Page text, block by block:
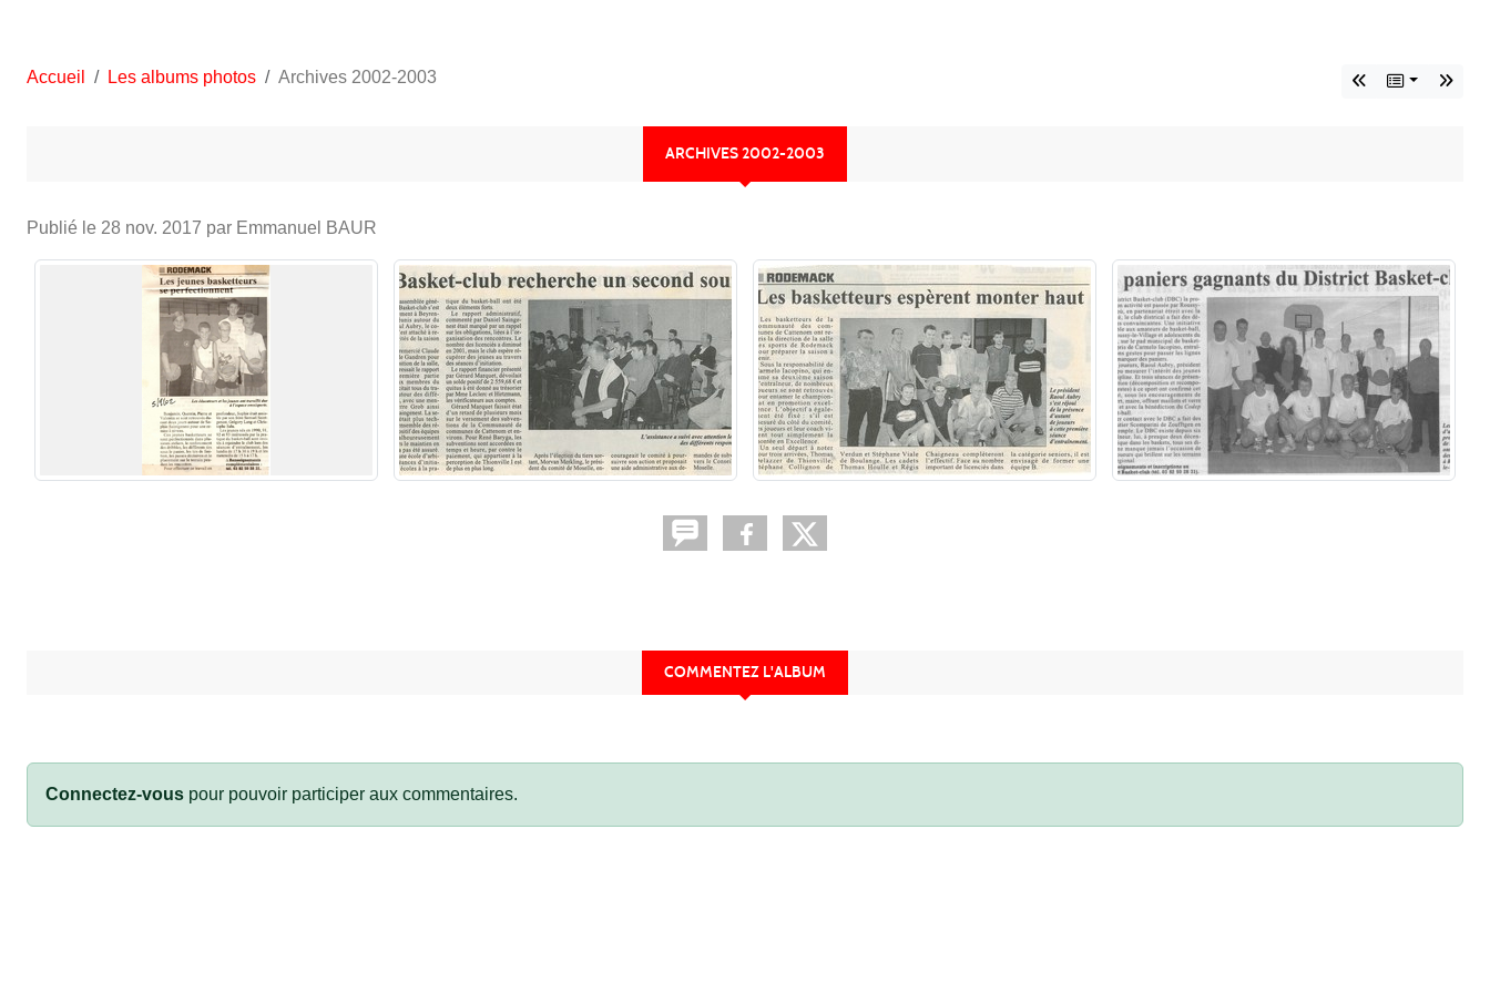
Accueil Les albums photos Archives 2002-2003
ARCHIVES 2002-2003
Publié le 28 nov. 2017 par Emmanuel BAUR
COMMENTEZ L'ALBUM
Connectez-vous pour pouvoir participer aux commentaires.